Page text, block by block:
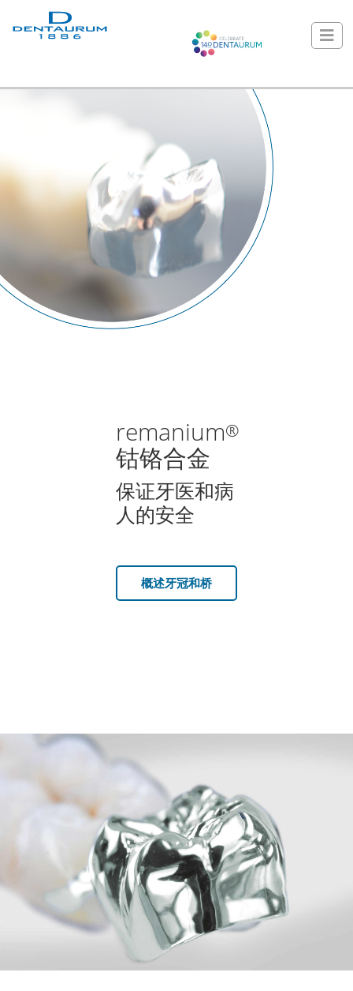
remanium®
钴铬合金
保证牙医和病
人的安全
概述牙冠和桥